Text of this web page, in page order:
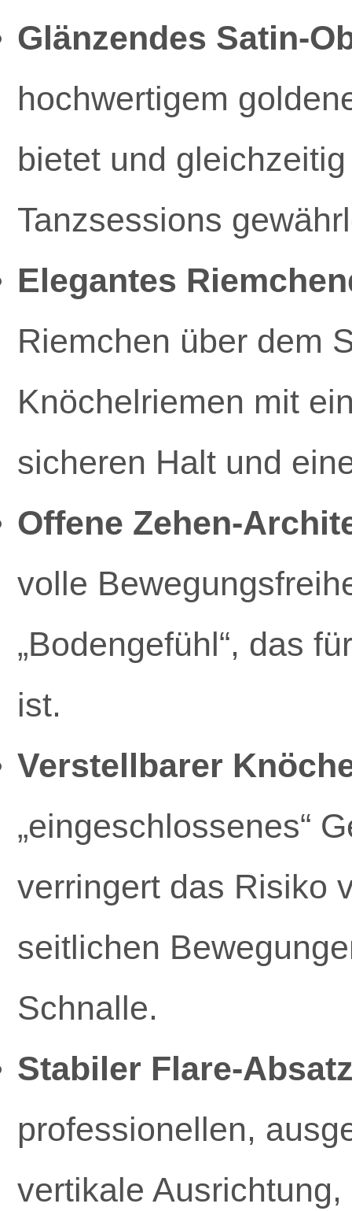
Glänzendes Satin-
hochwertigem
bietet und
Tanzsessions
Elegantes
Riemchen über dem
Knöchelriemen mit
sicheren Halt und
Offene Zehen-
volle
„Bodengefühl“, das
ist.
Verstellbarer
„eingeschlossenes“
verringert das Risiko
seitlichen
Schnalle.
Stabiler Flare-
professionellen,
vertikale